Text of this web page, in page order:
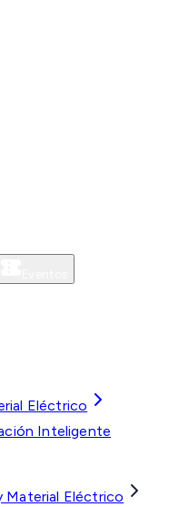
Eléctrico
Inteligente
Material Eléctrico